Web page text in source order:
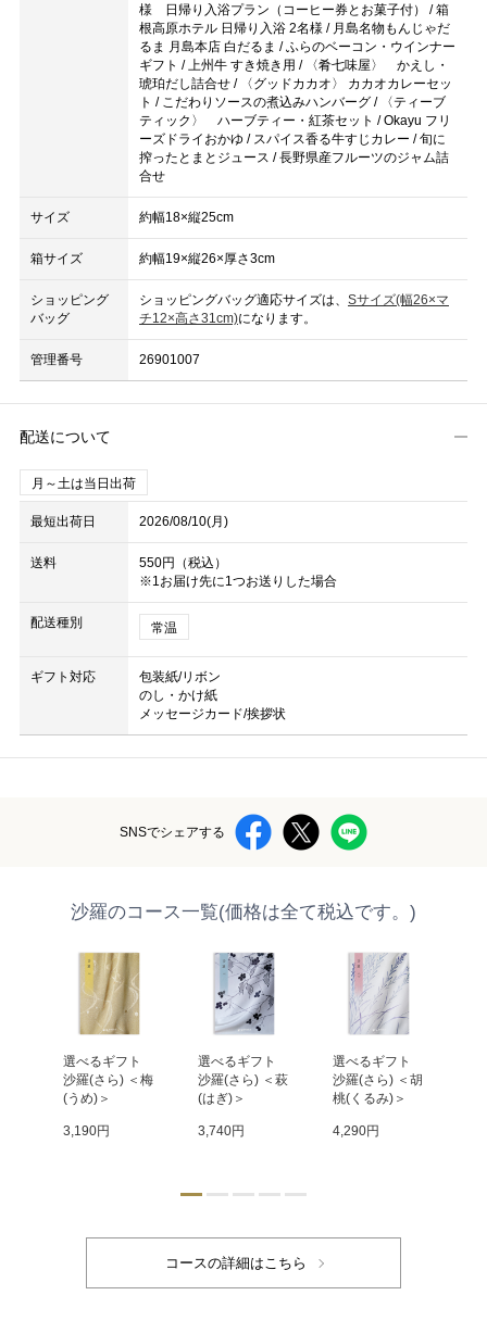
様 日帰り入浴プラン（コーヒー券とお菓子付） / 箱
根高原ホテル 日帰り入浴 2名様 / 月島名物もんじゃだ
るま 月島本店 白だるま / ふらのベーコン・ウインナー
ギフト / 上州牛 すき焼き用 / 〈肴七味屋〉 かえし・
琥珀だし詰合せ / 〈グッドカカオ〉 カカオカレーセッ
ト / こだわりソースの煮込みハンバーグ / 〈ティーブ
ティック〉 ハーブティー・紅茶セット / Okayu フリ
ーズドライおかゆ / スパイス香る牛すじカレー / 旬に
搾ったとまとジュース / 長野県産フルーツのジャム詰
合せ
サイズ 約幅18×縦25cm
箱サイズ 約幅19×縦26×厚さ3cm
ショッピング
バッグ
ショッピングバッグ適応サイズは、 Sサイズ(幅26×マ
チ12×高さ31cm)になります。
管理番号 26901007
配送について
月～土は当日出荷
最短出荷日 2026/08/10(月)
送料
550円（税込）
※1お届け先に1つお送りした場合
配送種別 常温
ギフト対応
包装紙/リボン
のし・かけ紙
メッセージカード/挨拶状
SNSでシェアする
沙羅のコース一覧(価格は全て税込です。)
選べるギフト
沙羅(さら) ＜梅
(うめ)＞
3,190円
選べるギフト
沙羅(さら) ＜萩
(はぎ)＞
3,740円
選べるギフト
沙羅(さら) ＜胡
桃(くるみ)＞
4,290円